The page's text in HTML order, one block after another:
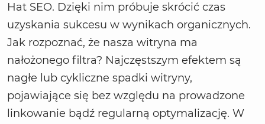
Hat SEO. Dzięki nim próbuje skrócić czas
uzyskania sukcesu w wynikach organicznych.
Jak rozpoznać, że nasza witryna ma
nałożonego filtra? Najczęstszym efektem są
nagłe lub cykliczne spadki witryny,
pojawiające się bez względu na prowadzone
linkowanie bądź regularną optymalizację. W